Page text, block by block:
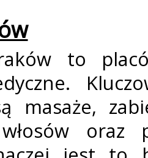
to
masaże,
oraz